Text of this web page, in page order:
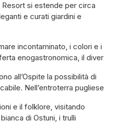
si estende per circa
e curati giardini e
incontaminato, i colori e i
enogastronomica, il diver
all’Ospite la possibilità di
Nell’entroterra pugliese
e il folklore, visitando
di Ostuni, i trulli